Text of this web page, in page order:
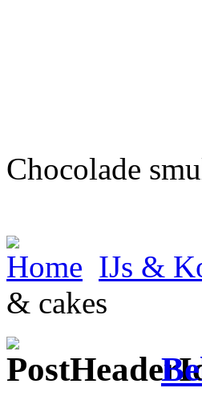
Chocolade
Home IJs &
& cakes